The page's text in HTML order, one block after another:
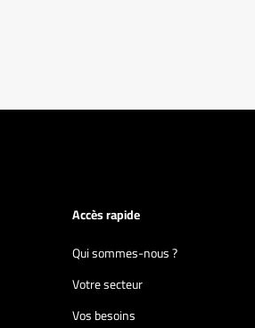
Accès rapide
Qui sommes-nous ?
Votre secteur
Vos besoins